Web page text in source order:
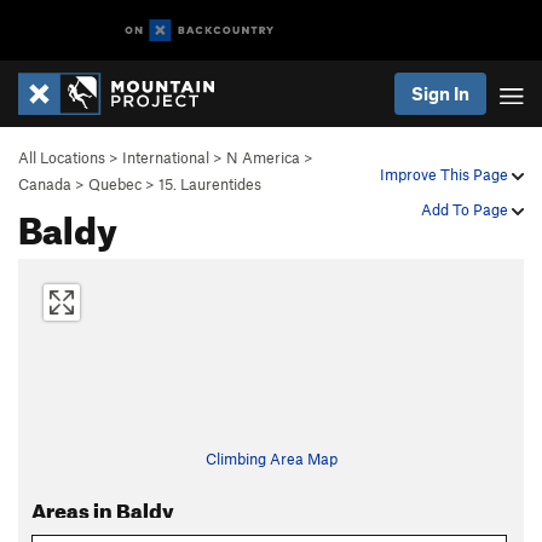
Sign In
Improve This Page
Add To Page
All Locations > International > N America >
Canada > Quebec > 15. Laurentides
Baldy
Climbing Area Map
Areas in Baldy